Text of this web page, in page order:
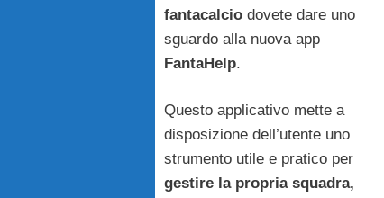
fantacalcio dovete dare uno
sguardo alla nuova app
FantaHelp.
Questo applicativo mette a
disposizione dell’utente uno
strumento utile e pratico per
gestire la propria squadra,